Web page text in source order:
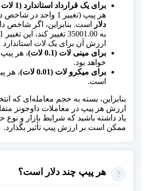
برای یک قرارداد استاندارد (1 لات کامل)
هر پیپ (تغییر 1 واحد در شاخص داوجونز) معادل
دلار
ارزش آن برای یک لات استاندارد 1 دلار است.
برای مینی لات (0.1 لات)
، هر
خواهد بود.
برای میکرو لات (0.01 لات)
، هر
است.
بنابراین، بسته به حجم معامله‌ای که
ارزش هر پیپ در معاملات داوجونز
یاد داشته باشید که شرایط بازار و نوع
ممکن است بر ارزش پیپ تأثیر بگذارد.
هر پیپ چند دلار است؟